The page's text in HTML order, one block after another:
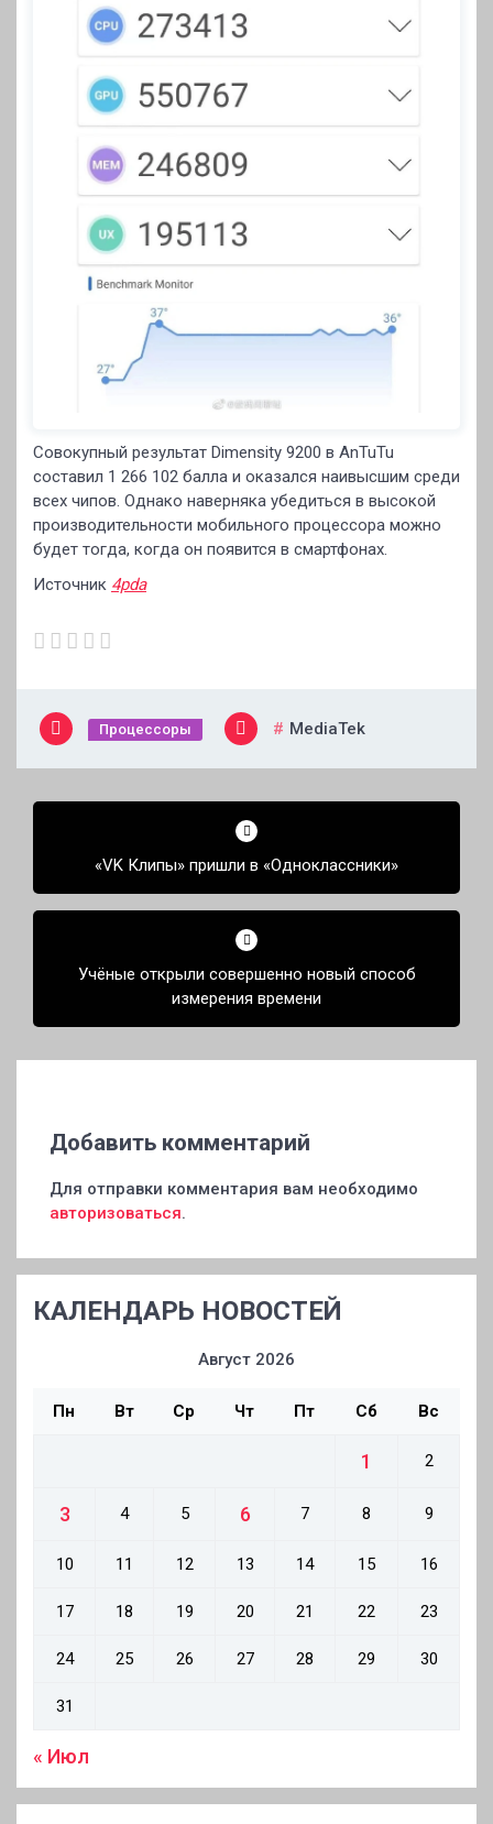
Совокупный результат Dimensity 9200 в AnTuTu
составил 1 266 102 балла и оказался наивысшим среди
всех чипов. Однако наверняка убедиться в высокой
производительности мобильного процессора можно
будет тогда, когда он появится в смартфонах.
Источник 4pda
Процессоры MediaTek
Навигация
записям«VK Клипы» пришли в «Одноклассники»
Учёные открыли совершенно новый способ
измерения времени
Добавить комментарий
Для отправки комментария вам необходимо
авторизоваться.
КАЛЕНДАРЬ НОВОСТЕЙ
Август 2026
Пн Вт Ср Чт Пт Сб Вс
1 2
3 4 5 6 7 8 9
10 11 12 13 14 15 16
17 18 19 20 21 22 23
24 25 26 27 28 29 30
31
« Июл